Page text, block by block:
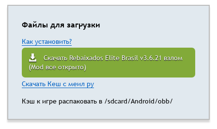
Файлы для загрузки
Как установить?
Скачать Rebaixados Elite Brasil v3.6.21 взлом
(Mod все открыто)
Скачать Кеш с меил ру
Кэш к игре распаковать в /sdcard/Android/obb/